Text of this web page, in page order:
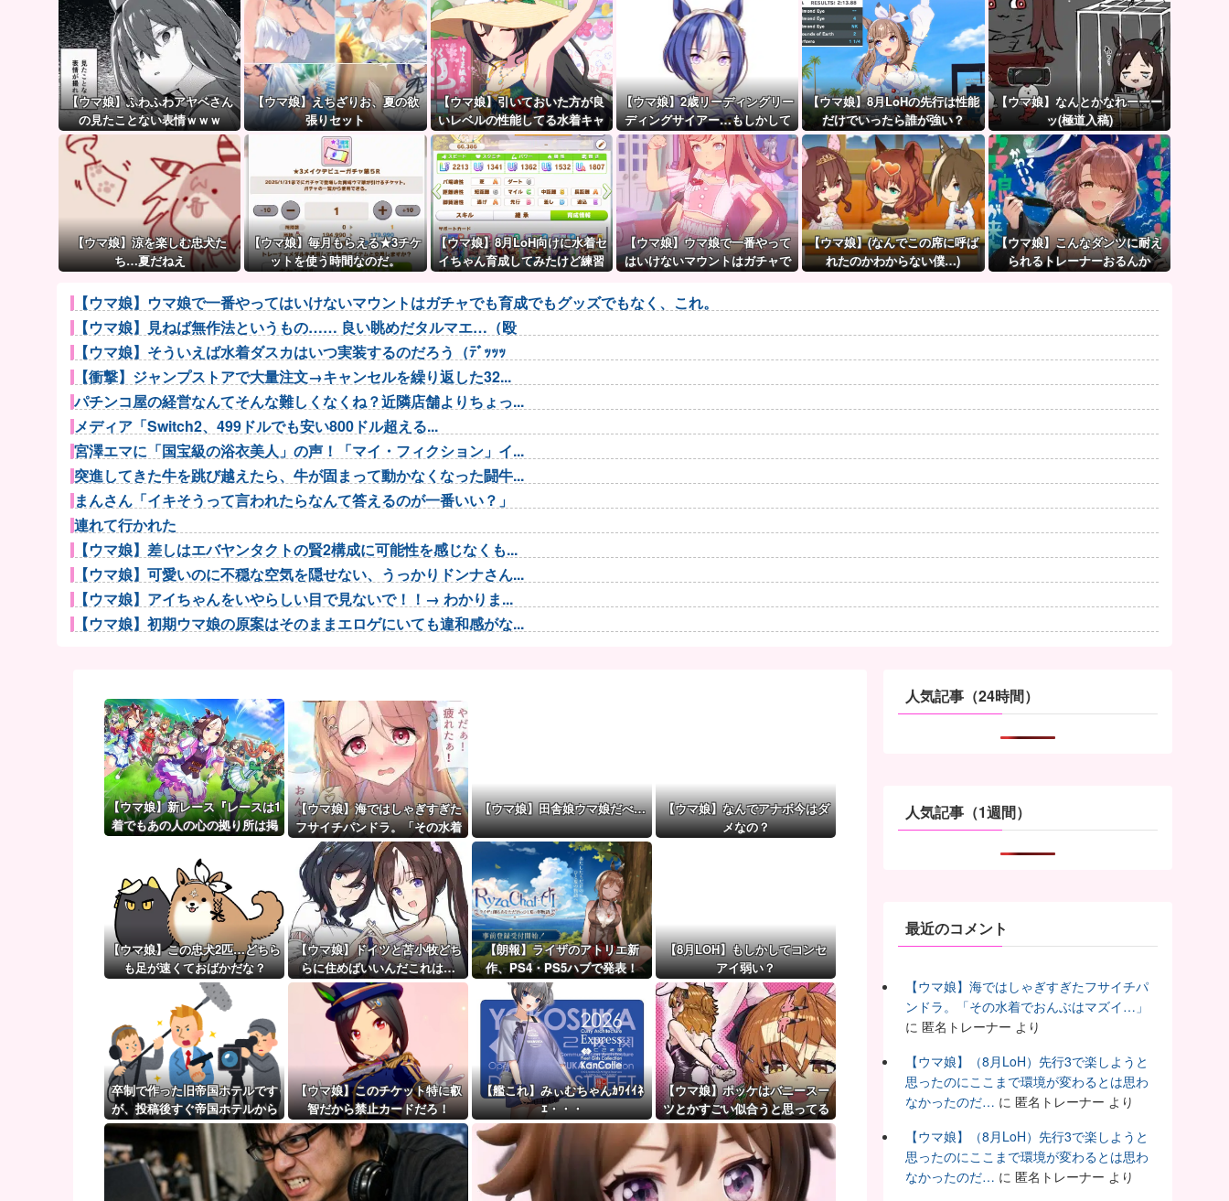
【ウマ娘】ふわふわアヤベさん
の見たことない表情ｗｗｗ
【ウマ娘】えちざりお、夏の欲
張りセット
【ウマ娘】引いておいた方が良
いレベルの性能してる水着キャ
ラって誰かいたっけ？←「いっ
ぱいいるぞ」
【ウマ娘】2歳リーディングリー
ディングサイアー…もしかして
シーザリオって凄いのでは？
【ウマ娘】8月LoHの先行は性能
だけでいったら誰が強い？
【ウマ娘】なんとかなれーーー
ッ(極道入稿)
【ウマ娘】涼を楽しむ忠犬た
ち…夏だねえ
【ウマ娘】毎月もらえる★3チケ
ットを使う時間なのだ。
【ウマ娘】8月LoH向けに水着セ
イちゃん育成してみたけど練習
ってる。
【ウマ娘】ウマ娘で一番やって
はいけないマウントはガチャで
れ。
【ウマ娘】(なんでこの席に呼ば
れたのかわからない僕…)
【ウマ娘】こんなダンツに耐え
られるトレーナーおるんか
【ウマ娘】ウマ娘で一番やってはいけないマウントはガチャでも育成でもグッズでもなく、これ。
【ウマ娘】見ねば無作法というもの…… 良い眺めだタルマエ…（殴
【ウマ娘】そういえば水着ダスカはいつ実装するのだろう（ﾃﾞｯｯｯ
【衝撃】ジャンプストアで大量注文→キャンセルを繰り返した32...
パチンコ屋の経営なんてそんな難しくなくね？近隣店舗よりちょっ...
メディア「Switch2、499ドルでも安い800ドル超える...
宮澤エマに「国宝級の浴衣美人」の声！「マイ・フィクション」イ...
突進してきた牛を跳び越えたら、牛が固まって動かなくなった闘牛...
まんさん「イキそうって言われたらなんて答えるのが一番いい？」
連れて行かれた
【ウマ娘】差しはエバヤンタクトの賢2構成に可能性を感じなくも...
【ウマ娘】可愛いのに不穏な空気を隠せない、うっかりドンナさん...
【ウマ娘】アイちゃんをいやらしい目で見ないで！！→ わかりま...
【ウマ娘】初期ウマ娘の原案はそのままエロゲにいても違和感がな...
結局おまえらが求める『RPGの理想の主人公』って一体どういう...
【パ順位】鷹========猫-公=====檻-/==鴎==...
妊婦の田中みな実が背中横乳出した大胆露出衣装で登場
【ポケモンGO】リモート交換って 大半が交換レート合わせない...
【太鼓の達人】(26/08/01)楽曲が追加！ 追加楽曲に「...
ポーランド軍、衛生部隊と民間医療従事者が参加した戦場医療訓練...
【ウマ娘】（審議）無凸ブーケと完凸シャカール、中距離先行編成...
【ウマ娘】覚醒Lv6、7の解放が今後2か月置きに実装予定！第...
【ウマ娘】新レース『レースは1
着でもあの人の心の拠り所は掲
【ウマ娘】海ではしゃぎすぎた
フサイチパンドラ。「その水着
でおんぶはマズイ…」
【ウマ娘】田舎娘ウマ娘だべ…
【ウマ娘】なんでアナボ今はダ
メなの？
【ウマ娘】この忠犬2匹…どちら
も足が速くておばかだな？
【ウマ娘】ドイツと苫小牧どち
らに住めばいいんだこれは…
【朗報】ライザのアトリエ新
作、PS4・PS5ハブで発表！
【8月LOH】もしかしてコンセ
アイ弱い？
卒制で作った旧帝国ホテルです
が、投稿後すぐ帝国ホテルから
連絡があり・・・・・
【ウマ娘】このチケット特に叡
智だから禁止カードだろ！
【艦これ】みぃむちゃんｶﾜｲｲﾈ
ｴ・・・
【ウマ娘】ポッケはバニースー
ツとかすごい似合うと思ってる
人気記事（24時間）
人気記事（1週間）
最近のコメント
【ウマ娘】海ではしゃぎすぎたフサイチパ
ンドラ。「その水着でおんぶはマズイ…」
に 匿名トレーナー より
【ウマ娘】（8月LoH）先行3で楽しようと
思ったのにここまで環境が変わるとは思わ
なかったのだ… に 匿名トレーナー より
【ウマ娘】（8月LoH）先行3で楽しようと
思ったのにここまで環境が変わるとは思わ
なかったのだ… に 匿名トレーナー より